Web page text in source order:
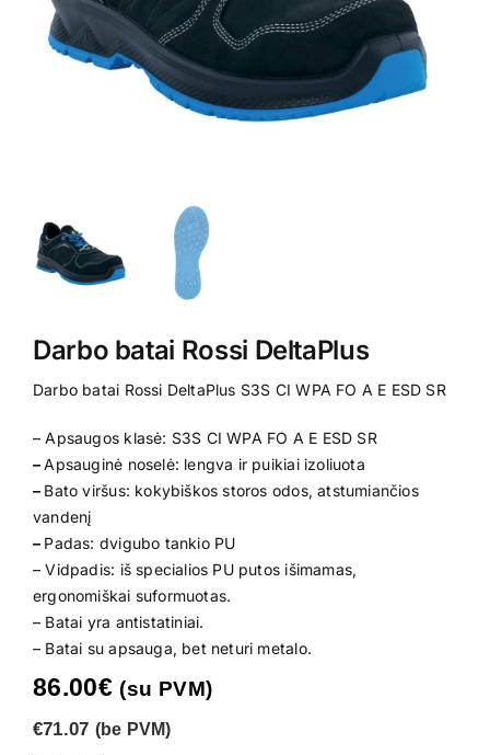
Kontaktai
Darbo batai Rossi DeltaPlus
Darbo batai Rossi DeltaPlus S3S CI WPA FO A E ESD SR
–Apsaugos klasė: S3S CI WPA FO A E ESD SR
–Apsauginė noselė: lengva ir puikiai izoliuota
– Bato viršus: kokybiškos storos odos, atstumiančios
vandenį
– Padas: dvigubo tankio PU
– Vidpadis: iš specialios PU putos išimamas,
ergonomiškai suformuotas.
– Batai yra antistatiniai.
– Batai su apsauga, bet neturi metalo.
86.00€ (su PVM)
€71.07 (be PVM)